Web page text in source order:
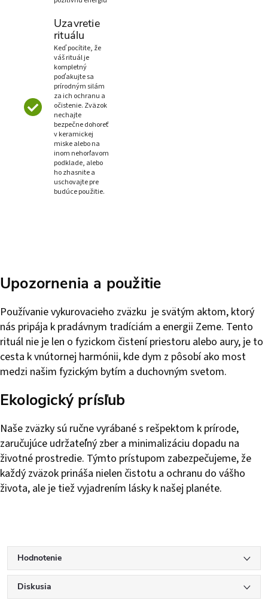
Uzavretie
rituálu
Keď pocítite, že
váš rituál je
kompletný
poďakujte sa
prírodným silám
za ich ochranu a
očistenie. Zväzok
nechajte
bezpečne dohoreť
v keramickej
miske alebo na
inom nehorľavom
podklade, alebo
ho zhasnite a
uschovajte pre
budúce použitie.
Upozornenia a použitie
Používanie vykurovacieho zväzku je svätým aktom, ktorý
nás pripája k pradávnym tradíciám a energii Zeme. Tento
rituál nie je len o fyzickom čistení priestoru alebo aury, je to
cesta k vnútornej harmónii, kde dym z pôsobí ako most
medzi našim fyzickým bytím a duchovným svetom.
Ekologický prísľub
Naše zväzky sú ručne vyrábané s rešpektom k prírode,
zaručujúce udržateľný zber a minimalizáciu dopadu na
životné prostredie. Týmto prístupom zabezpečujeme, že
každý zväzok prináša nielen čistotu a ochranu do vášho
života, ale je tiež vyjadrením lásky k našej planéte.
Hodnotenie
Diskusia